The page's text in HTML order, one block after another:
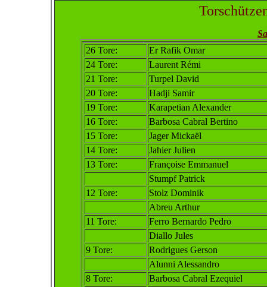
26 Tore:
Er Rafik Omar
24 Tore:
Laurent Rémi
21 Tore:
Turpel David
20 Tore:
Hadji Samir
19 Tore:
Karapetian Alexander
16 Tore:
Barbosa Cabral Bertino
15 Tore:
Jager Mickaël
14 Tore:
Jahier Julien
13 Tore:
Françoise Emmanuel
Stumpf Patrick
12 Tore:
Stolz Dominik
Abreu Arthur
11 Tore:
Ferro Bernardo Pedro
Diallo Jules
9 Tore:
Rodrigues Gerson
Alunni Alessandro
8 Tore:
Barbosa Cabral Ezequiel